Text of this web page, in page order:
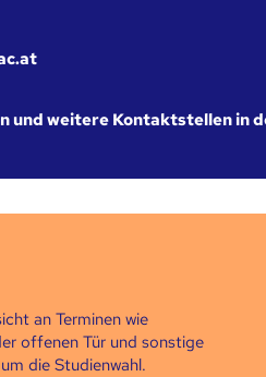
und weitere Kontaktstellen in
an Terminen wie
offenen Tür und sonstige
die Studienwahl.